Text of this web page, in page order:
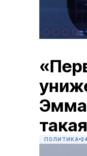
ПОЛИТИКА